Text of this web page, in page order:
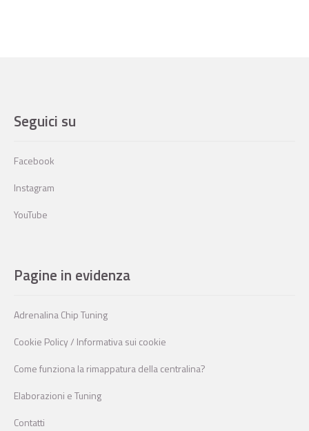
Pagine in evidenza
Adrenalina Chip Tuning
Cookie Policy / Informativa sui cookie
Come funziona la rimappatura della centralina?
Elaborazioni e Tuning
Contatti
Seguici su
Facebook
Instagram
YouTube